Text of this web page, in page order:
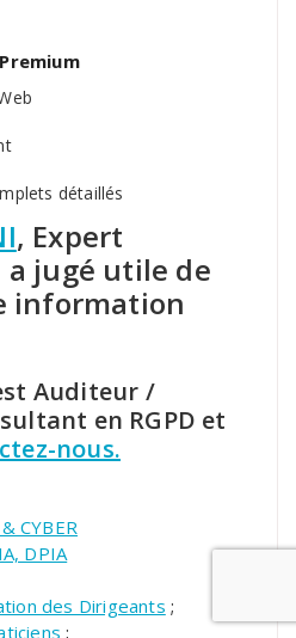
détaillés
, Expert
jugé utile de
information
Auditeur /
en RGPD et
nous.
CYBER
DPIA
des Dirigeants ;
;